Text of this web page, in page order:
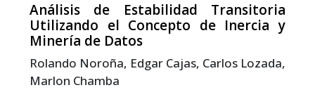
Análisis de Estabilidad Transitoria
Utilizando el Concepto de Inercia y
Minería de Datos
Rolando Noroña, Edgar Cajas, Carlos Lozada,
Marlon Chamba